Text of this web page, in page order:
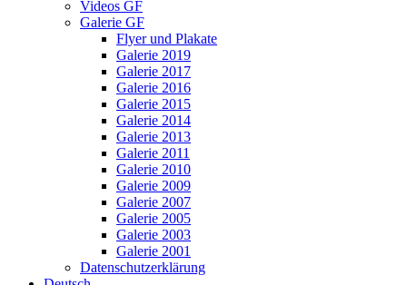
Videos GF
Galerie GF
Flyer und Plakate
Galerie 2019
Galerie 2017
Galerie 2016
Galerie 2015
Galerie 2014
Galerie 2013
Galerie 2011
Galerie 2010
Galerie 2009
Galerie 2007
Galerie 2005
Galerie 2003
Galerie 2001
Datenschutzerklärung